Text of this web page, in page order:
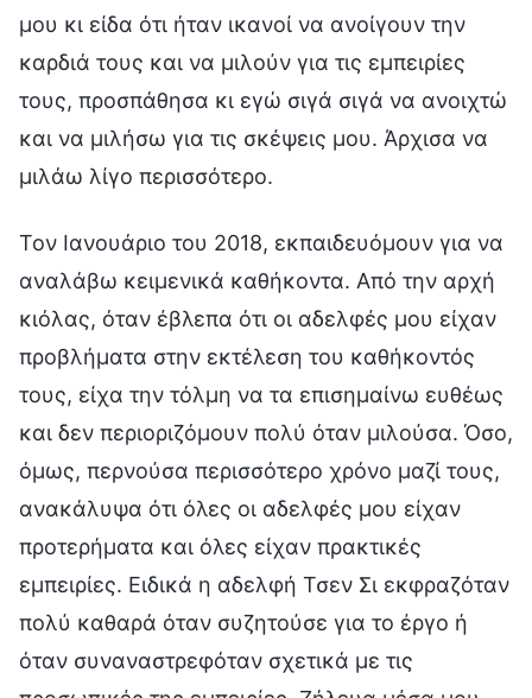
μου κι είδα ότι ήταν ικανοί να ανοίγουν την
καρδιά τους και να μιλούν για τις εμπειρίες
τους, προσπάθησα κι εγώ σιγά σιγά να ανοιχτώ
και να μιλήσω για τις σκέψεις μου. Άρχισα να
μιλάω λίγο περισσότερο.
Τον Ιανουάριο του 2018, εκπαιδευόμουν για να
αναλάβω κειμενικά καθήκοντα. Από την αρχή
κιόλας, όταν έβλεπα ότι οι αδελφές μου είχαν
προβλήματα στην εκτέλεση του καθήκοντός
τους, είχα την τόλμη να τα επισημαίνω ευθέως
και δεν περιοριζόμουν πολύ όταν μιλούσα. Όσο,
όμως, περνούσα περισσότερο χρόνο μαζί τους,
ανακάλυψα ότι όλες οι αδελφές μου είχαν
προτερήματα και όλες είχαν πρακτικές
εμπειρίες. Ειδικά η αδελφή Τσεν Σι εκφραζόταν
πολύ καθαρά όταν συζητούσε για το έργο ή
όταν συναναστρεφόταν σχετικά με τις